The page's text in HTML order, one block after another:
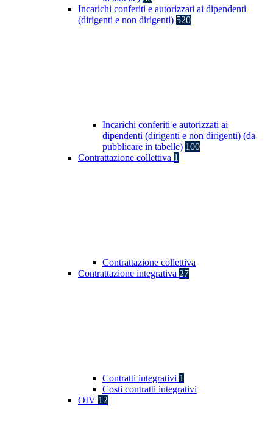
Incarichi conferiti e autorizzati ai dipendenti
(dirigenti e non dirigenti) 520
Incarichi conferiti e autorizzati ai
dipendenti (dirigenti e non dirigenti) (da
pubblicare in tabelle) 100
Contrattazione collettiva 1
Contrattazione collettiva
Contrattazione integrativa 27
Contratti integrativi 1
Costi contratti integrativi
OIV 12